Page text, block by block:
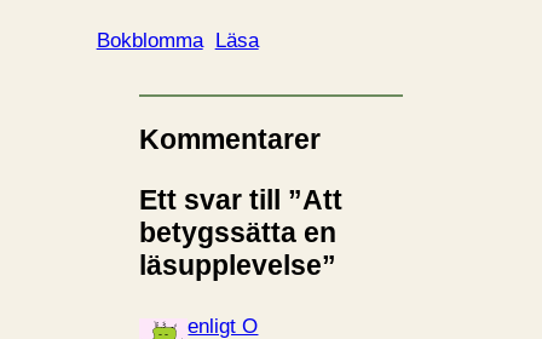
Bokblomma Läsa
Kommentarer
Ett svar till ”Att
betygssätta en
läsupplevelse”
enligt O